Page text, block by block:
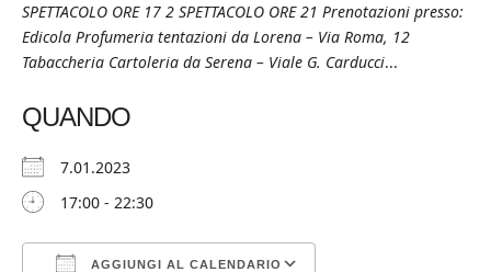
SPETTACOLO ORE 17 2 SPETTACOLO ORE 21 Prenotazioni presso:
Edicola Profumeria tentazioni da Lorena – Via Roma, 12
Tabaccheria Cartoleria da Serena – Viale G. Carducci...
QUANDO
7.01.2023
17:00 - 22:30
AGGIUNGI AL CALENDARIO